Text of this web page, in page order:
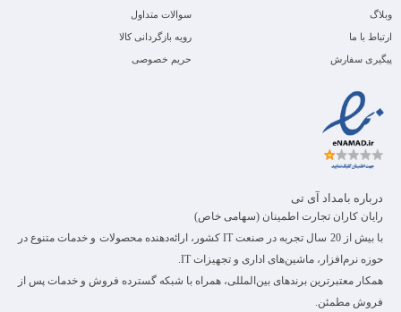
وبلاگ
ارتباط با ما
پیگیری سفارش
سوالات متداول
رویه بازگردانی کالا
حریم خصوصی
درباره بامداد آی تی
رایان کاران تجارت اطمینان (سهامی خاص)
با بیش از 20 سال تجربه در صنعت IT کشور، ارائه‌دهنده محصولات و خدمات متنوع در
حوزه نرم‌افزار، ماشین‌های اداری و تجهیزات IT.
همکار معتبرترین برندهای بین‌المللی، همراه با شبکه گسترده فروش و خدمات پس از
فروش مطمئن.